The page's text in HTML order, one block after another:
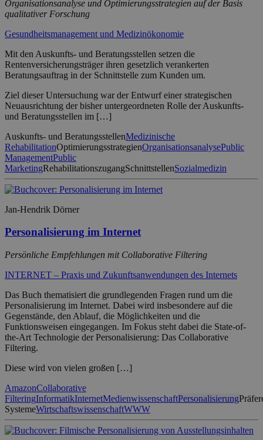
Organisationsanalyse und Optimierungsstrategien auf der Basis
qualitativer Forschung
Gesundheitsmanagement und Medizinökonomie
Mit den Auskunfts- und Beratungsstellen setzen die
Rentenversicherungsträger ihren gesetzlich verankerten
Beratungsauftrag in der Schnittstelle zum Kunden um.
Ziel dieser Untersuchung war der Entwurf einer strategischen
Neuausrichtung der bisher untergeordneten Rolle der Auskunfts-
und Beratungsstellen im […]
Auskunfts- und BeratungsstellenMedizinische
RehabilitationOptimierungsstrategienOrganisationsanalysePublic
ManagementPublic
MarketingRehabilitationszugangSchnittstellenSozialmedizin
Jan-Hendrik Dörner
Personalisierung im Internet
Persönliche Empfehlungen mit Collaborative Filtering
INTERNET – Praxis und Zukunftsanwendungen des Internets
Das Buch thematisiert die grundlegenden Fragen rund um die
Personalisierung im Internet. Dabei wird insbesondere auf die
Gegenstände, den Ablauf, die Möglichkeiten und die
Funktionsweisen eingegangen. Im Fokus steht dabei die State-of-
the-Art Technologie der Personalisierung: Das Collaborative
Filtering.
Diese wird von vielen großen […]
AmazonCollaborative
FilteringInformatikInternetMedienwissenschaftPersonalisierung
SystemeWirtschaftswissenschaftWWW